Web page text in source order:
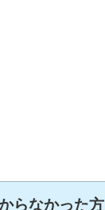
らなかった方